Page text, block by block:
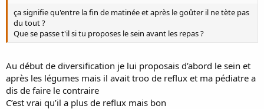
ça signifie qu'entre la fin de matinée et après le goûter il ne tète pas
du tout ?
Que se passe t'il si tu proposes le sein avant les repas ?
Au début de diversification je lui proposais d’abord le sein et
après les légumes mais il avait troo de reflux et ma pédiatre a
dis de faire le contraire
C’est vrai qu’il a plus de reflux mais bon